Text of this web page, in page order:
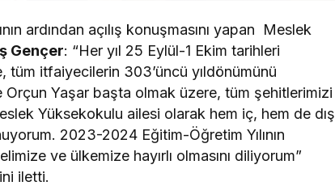
ardından açılış konuşmasını yapan Meslek
Gençer: “Her yıl 25 Eylül-1 Ekim tarihleri
tüm itfaiyecilerin 303’üncü yıldönümünü
Orçun Yaşar başta olmak üzere, tüm şehitlerimizi
Yüksekokulu ailesi olarak hem iç, hem de dış
2023-2024 Eğitim-Öğretim Yılının
ve ülkemize hayırlı olmasını diliyorum”
iletti.